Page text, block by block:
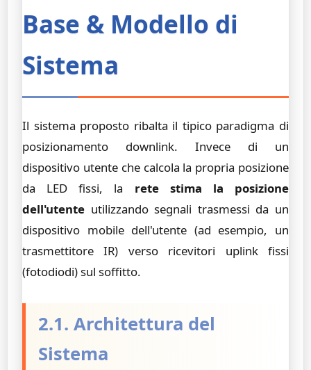
Base & Modello di
Sistema
Il sistema proposto ribalta il tipico paradigma di
posizionamento downlink. Invece di un
dispositivo utente che calcola la propria posizione
da LED fissi, la rete stima la posizione
dell'utente utilizzando segnali trasmessi da un
dispositivo mobile dell'utente (ad esempio, un
trasmettitore IR) verso ricevitori uplink fissi
(fotodiodi) sul soffitto.
2.1. Architettura del
Sistema